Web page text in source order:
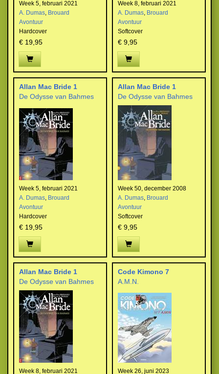
Week 5, februari 2021
A. Dumas, Brouard
Avontuur
Hardcover
€ 19,95
Week 8, februari 2021
A. Dumas, Brouard
Avontuur
Softcover
€ 9,95
Allan Mac Bride 1
De Odysse van Bahmes
Week 5, februari 2021
A. Dumas, Brouard
Avontuur
Hardcover
€ 19,95
Allan Mac Bride 1
De Odysse van Bahmes
Week 50, december 2008
A. Dumas, Brouard
Avontuur
Softcover
€ 9,95
Allan Mac Bride 1
De Odysse van Bahmes
Week 8, februari 2021
Code Kimono 7
A.M.N.
Week 26, juni 2023